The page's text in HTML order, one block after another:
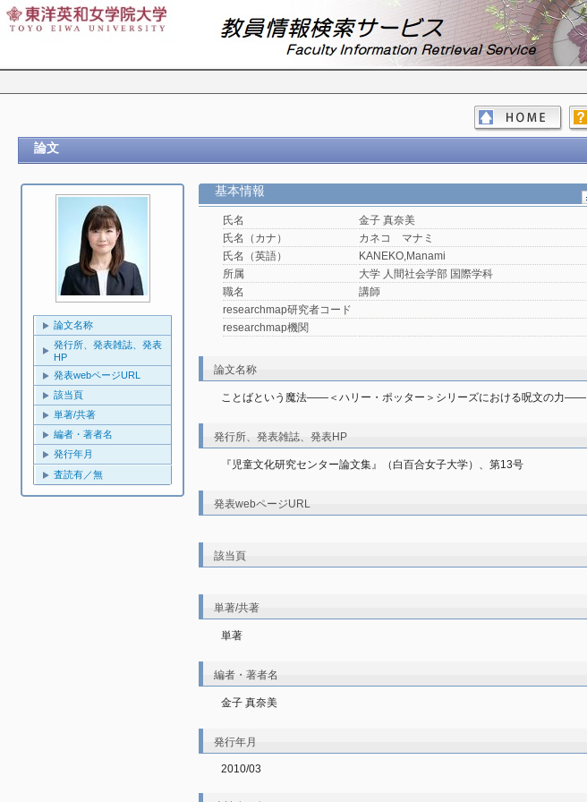
論文
論文名称
発行所、発表雑誌、発表
HP
発表webページURL
該当頁
単著/共著
編者・著者名
発行年月
査読有／無
基本情報
氏名
金子 真奈美
氏名（カナ）
カネコ マナミ
氏名（英語）
KANEKO,Manami
所属
大学 人間社会学部 国際学科
職名
講師
researchmap研究者コード
researchmap機関
論文名称
ことばという魔法――＜ハリー・ポッター＞シリーズにおける呪文の力――
発行所、発表雑誌、発表HP
『児童文化研究センター論文集』（白百合女子大学）、第13号
発表webページURL
該当頁
単著/共著
単著
編者・著者名
金子 真奈美
発行年月
2010/03